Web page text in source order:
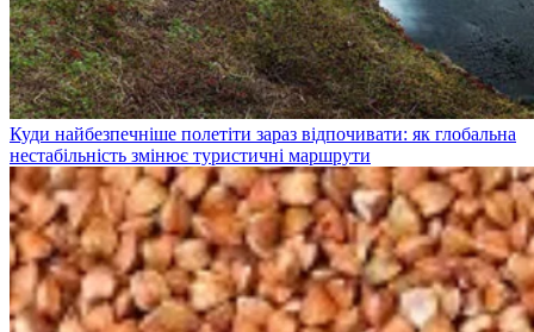
Куди найбезпечніше полетіти зараз відпочивати: як глобальна
нестабільність змінює туристичні маршрути